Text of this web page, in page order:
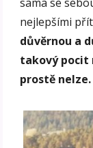
nejlepšími
důvěrnou a
takový pocit
prostě nelze.